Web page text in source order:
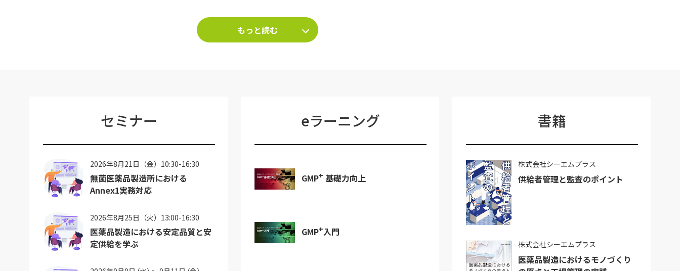
もっと読む
セミナー
2026年8月21日（金）10:30-16:30
無菌医薬品製造所における
Annex1実務対応
2026年8月25日（火）13:00-16:30
医薬品製造における安定品質と安
定供給を学ぶ
eラーニング
GMP+ 基礎力向上
GMP+入門
書籍
株式会社シーエムプラス
供給者管理と監査のポイント
株式会社シーエムプラス
医薬品製造におけるモノづくり